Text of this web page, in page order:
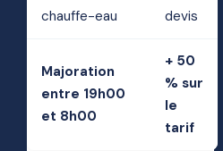
chauffe-eau
devis
Majoration
entre 19h00
et 8h00
+ 50
% sur
le
tarif